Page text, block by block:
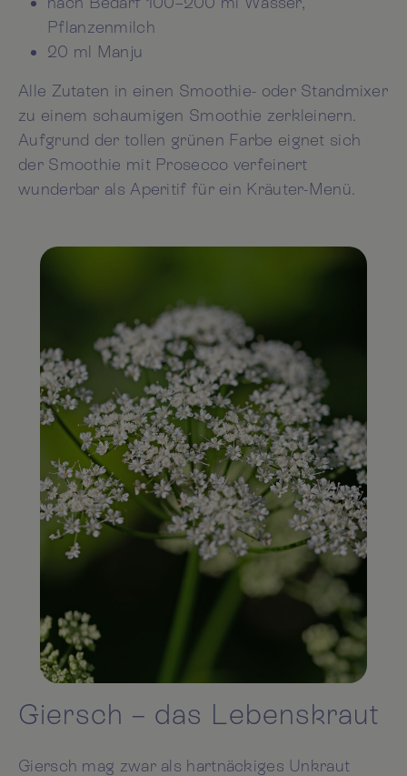
Pflanzenmilch
20 ml Manju
Alle Zutaten in einen Smoothie- oder Standmixer
zu einem schaumigen Smoothie zerkleinern.
Aufgrund der tollen grünen Farbe eignet sich
der Smoothie mit Prosecco verfeinert
wunderbar als Aperitif für ein Kräuter-Menü.
Giersch – das Lebenskraut
Giersch mag zwar als hartnäckiges Unkraut